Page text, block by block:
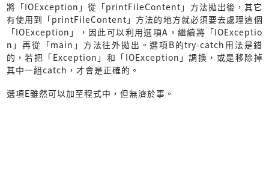
將「IOException」從「printFileContent」方法拋出後，其它
有使用到「printFileContent」方法的地方就必須要去處理這個
「IOException」，因此可以利用選項A，繼續將「IOExceptio
n」再從「main」方法往外拋出。選項B的try-catch用法是錯
的，若把「Exception」和「IOException」調換，或是移除掉
其中一組catch，才會是正確的。
選項E雖然可以加至程式中，但無濟於事。